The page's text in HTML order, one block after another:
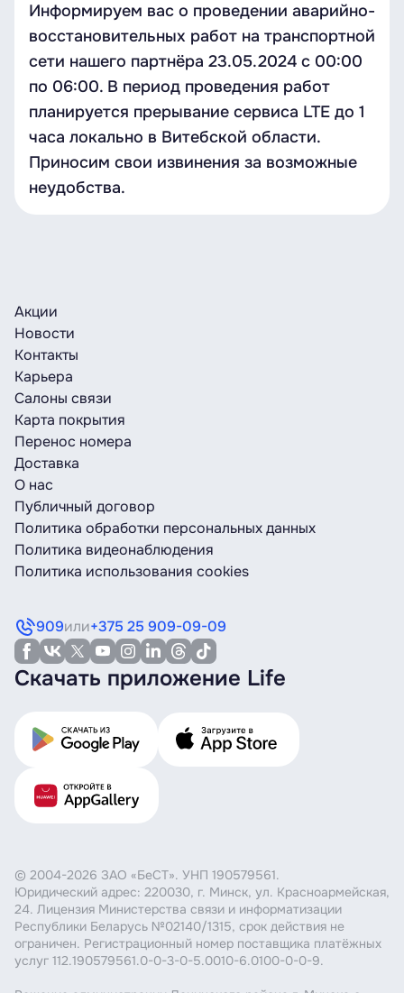
Информируем вас о проведении аварийно-
восстановительных работ на транспортной
сети нашего партнёра 23.05.2024 с 00:00
по 06:00. В период проведения работ
планируется прерывание сервиса LTE до 1
часа локально в Витебской области.
Приносим свои извинения за возможные
неудобства.
Акции
Новости
Контакты
Карьера
Салоны связи
Карта покрытия
Перенос номера
Доставка
О нас
Публичный договор
Политика обработки персональных данных
Политика видеонаблюдения
Политика использования cookies
909или+375 25 909-09-09
Скачать приложение Life
© 2004-2026 ЗАО «БеСТ». УНП 190579561.
Юридический адрес: 220030, г. Минск, ул. Красноармейская,
24. Лицензия Министерства связи и информатизации
Республики Беларусь №02140/1315, срок действия не
ограничен. Регистрационный номер поставщика платёжных
услуг 112.190579561.0-0-3-0-5.0010-6.0100-0-0-9.